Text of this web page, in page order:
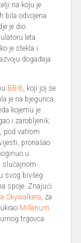
na koju je
bila odvojena
je dio
leta
je stekla i
događaja
BB-8, koji joj se
je na bjegunca,
kojemu je
i zarobljenik
, pod vatrom
pronašao
u
slučajnom
svog bivšeg
spoje. Znajući
Skywalkera, za
Millenum
trgovca